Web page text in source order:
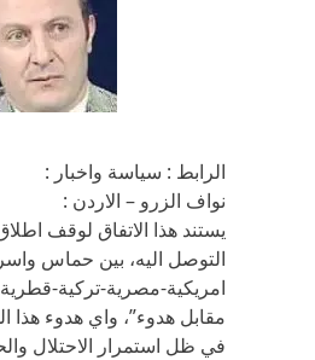
الرابط : سياسة واخبار :
نواف الزرو – الاردن :
يستند هذا الاتفاق لوقف
التوصل اليه، بين حماس
امريكية-مصرية-تركية-
مقابل هدوء”، واي هدوء هذا
في ظل استمرار الاحتلال